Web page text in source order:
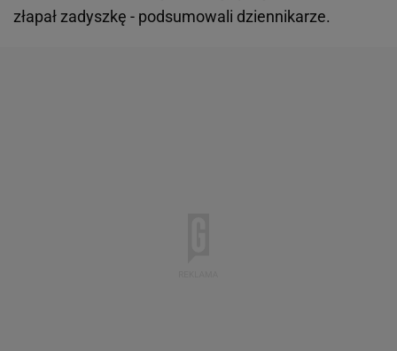
złapał zadyszkę - podsumowali dziennikarze.